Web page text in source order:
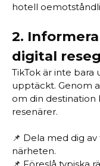
hotell
2.
digital
TikTok är inte bara
upptäckt. Genom
om din
resenärer.
📌 Dela med dig
närheten.